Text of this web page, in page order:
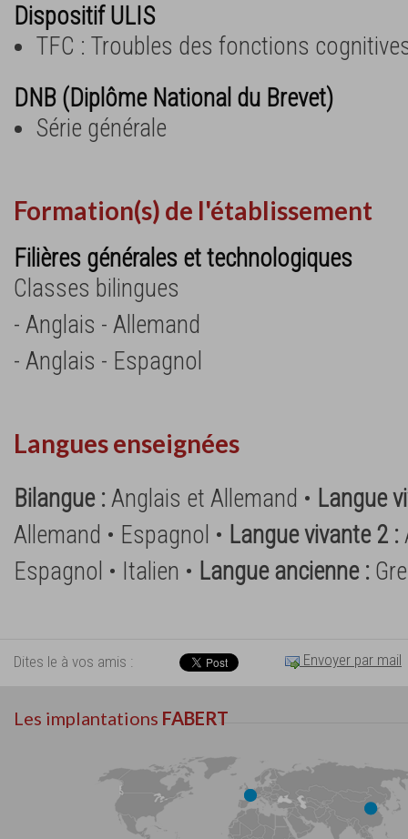
Dispositif ULIS
TFC : Troubles des fonctions
DNB (Diplôme National du Brevet)
Série générale
Formation(s) de l'établissement
Filières générales et technologiques
Classes bilingues
- Anglais - Allemand
- Anglais - Espagnol
Langues enseignées
Bilangue :Anglais et Allemand • Langue
Allemand • Espagnol • Langue vivante 2 :
Espagnol • Italien • Langue ancienne :
Dites le à vos amis : Envoyer par mail
Les implantations FABERT